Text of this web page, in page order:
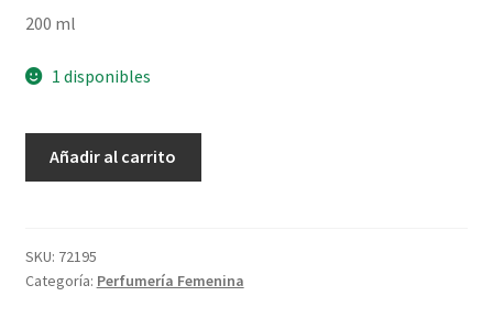
200 ml
1 disponibles
200
ml
Añadir al carrito
SKU: 72195
Categoría: Perfumería Femenina